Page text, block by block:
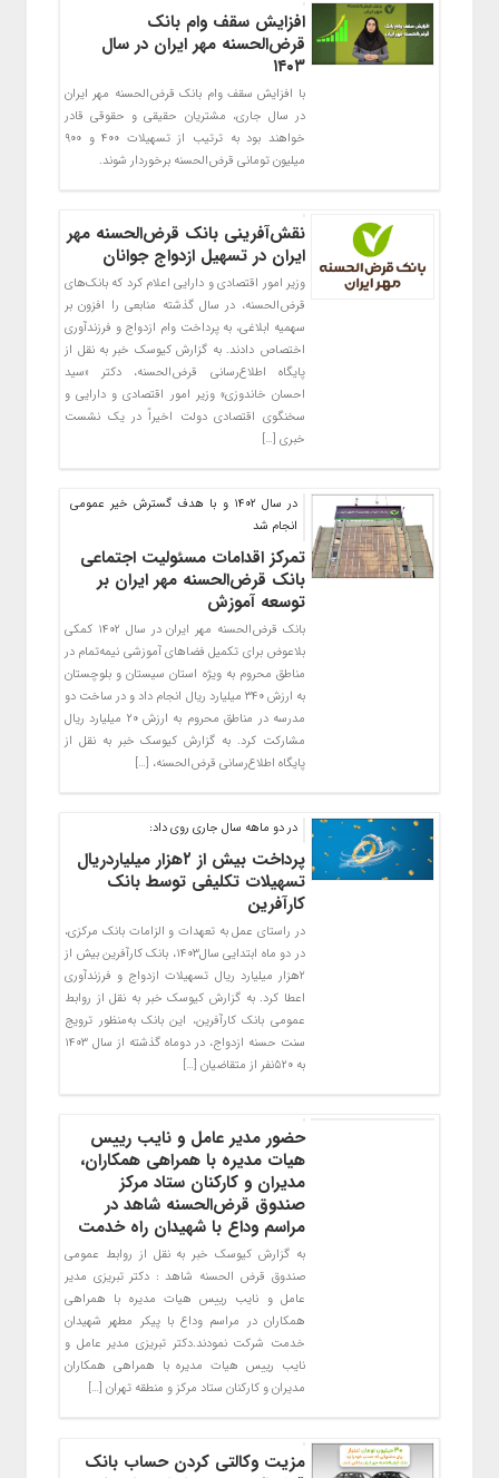
افزایش سقف وام بانک‌
قرض‌الحسنه مهر ایران در سال
۱۴۰۳
با افزایش سقف وام بانک‌ قرض‌الحسنه مهر ایران
در سال جاری، مشتریان حقیقی و حقوقی قادر
خواهند بود به ترتیب از تسهیلات ۴۰۰ و ۹۰۰
میلیون تومانی قرض‌الحسنه برخوردار شوند.
نقش‌آفرینی بانک قرض‌الحسنه مهر
ایران در تسهیل ازدواج جوانان
وزیر امور اقتصادی و دارایی اعلام کرد که بانک‌های
قرض‌الحسنه، در سال گذشته منابعی را افزون بر
سهمیه ابلاغی، به پرداخت وام ازدواج و فرزندآوری
اختصاص دادند. به گزارش کیوسک خبر به نقل از
پایگاه اطلاع‌رسانی قرض‌الحسنه، دکتر «سید
احسان خاندوزی» وزیر امور اقتصادی و دارایی و
سخنگوی اقتصادی دولت اخیراً در یک نشست
خبری […]
در سال ۱۴۰۲ و با هدف گسترش خیر عمومی
انجام شد
تمرکز اقدامات مسئولیت اجتماعی
بانک قرض‌الحسنه مهر ایران بر
توسعه آموزش
بانک قرض‌الحسنه مهر ایران در سال ۱۴۰۲ کمکی
بلاعوض برای تکمیل فضاهای آموزشی نیمه‌تمام در
مناطق محروم به ویژه استان سیستان و بلوچستان
به ارزش ۳۴۰ میلیارد ریال انجام داد و در ساخت دو
مدرسه در مناطق محروم به ارزش ۲۰ میلیارد ریال
مشارکت کرد. به گزارش کیوسک خبر به نقل از
پایگاه اطلاع‌رسانی قرض‌الحسنه، […]
در دو ماهه سال جاری روی داد:
پرداخت بیش از ۲هزار میلیاردریال
تسهیلات تکلیفی توسط بانک
کارآفرین
در راستای عمل به تعهدات و الزامات بانک مرکزی،
در دو ماه ابتدایی سال۱۴۰۳، بانک کارآفرین بیش از
۲هزار میلیارد ریال تسهیلات ازدواج و فرزندآوری
اعطا کرد. به گزارش کیوسک خبر به نقل از روابط
عمومی بانک کارآفرین، این بانک به‌منظور ترویج
سنت حسنه ازدواج، در دوماه گذشته از سال ۱۴۰۳
به ۵۲۰نفر از متقاضیان […]
حضور مدیر عامل و نایب رییس
هیات مدیره با همراهی همکاران،
مدیران و کارکنان ستاد مرکز
صندوق قرض‌الحسنه شاهد در
مراسم وداع با شهیدان راه خدمت
به گزارش کیوسک خبر به نقل از روابط عمومی
صندوق قرض الحسنه شاهد : دکتر تبریزی مدیر
عامل و نایب رییس هیات مدیره با همراهی
همکاران در مراسم وداع با پیکر مطهر شهیدان
خدمت شرکت نمودند.دکتر تبریزی مدیر عامل و
نایب رییس هیات مدیره با همراهی همکاران
مدیران و کارکنان ستاد مرکز و منطقه تهران […]
مزیت وکالتی کردن حساب بانک